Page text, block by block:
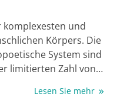
und
Körpers. Die
System sind
limitierten Zahl von
Thrombozyten
Lesen Sie mehr